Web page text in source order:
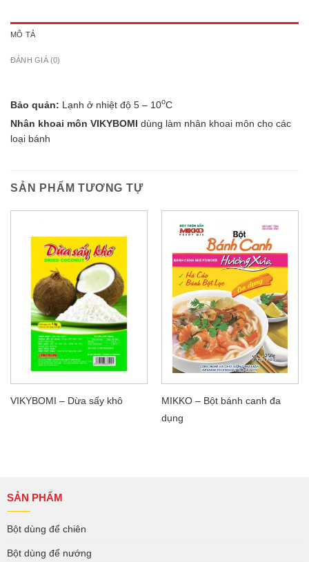
MÔ TẢ
ĐÁNH GIÁ (0)
Bảo quản: Lạnh ở nhiệt độ 5 – 10oC
Nhân khoai môn VIKYBOMI dùng làm nhân khoai môn cho các
loại bánh
SẢN PHẨM TƯƠNG TỰ
VIKYBOMI – Dừa sấy khô
MIKKO – Bột bánh canh đa
dụng
SẢN PHẨM
Bột dùng để chiên
Bột dùng để nướng